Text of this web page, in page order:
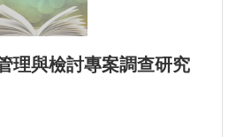
理與檢討專案調查研究